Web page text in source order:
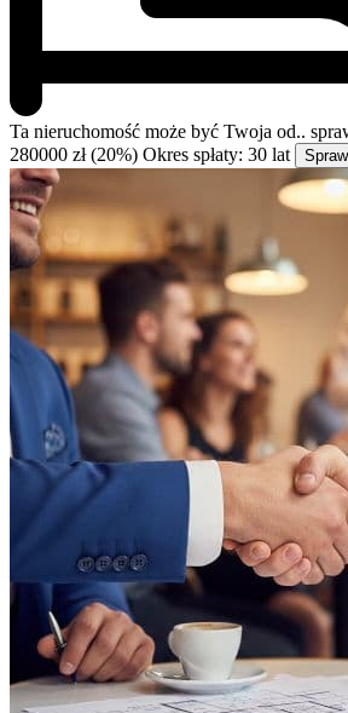
Ta nieruchomość może być Twoja od..
280000 zł (20%) Okres spłaty: 30 lat